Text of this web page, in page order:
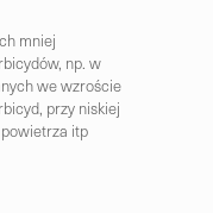
mniej
np. w
we wzroście
przy niskiej
itp